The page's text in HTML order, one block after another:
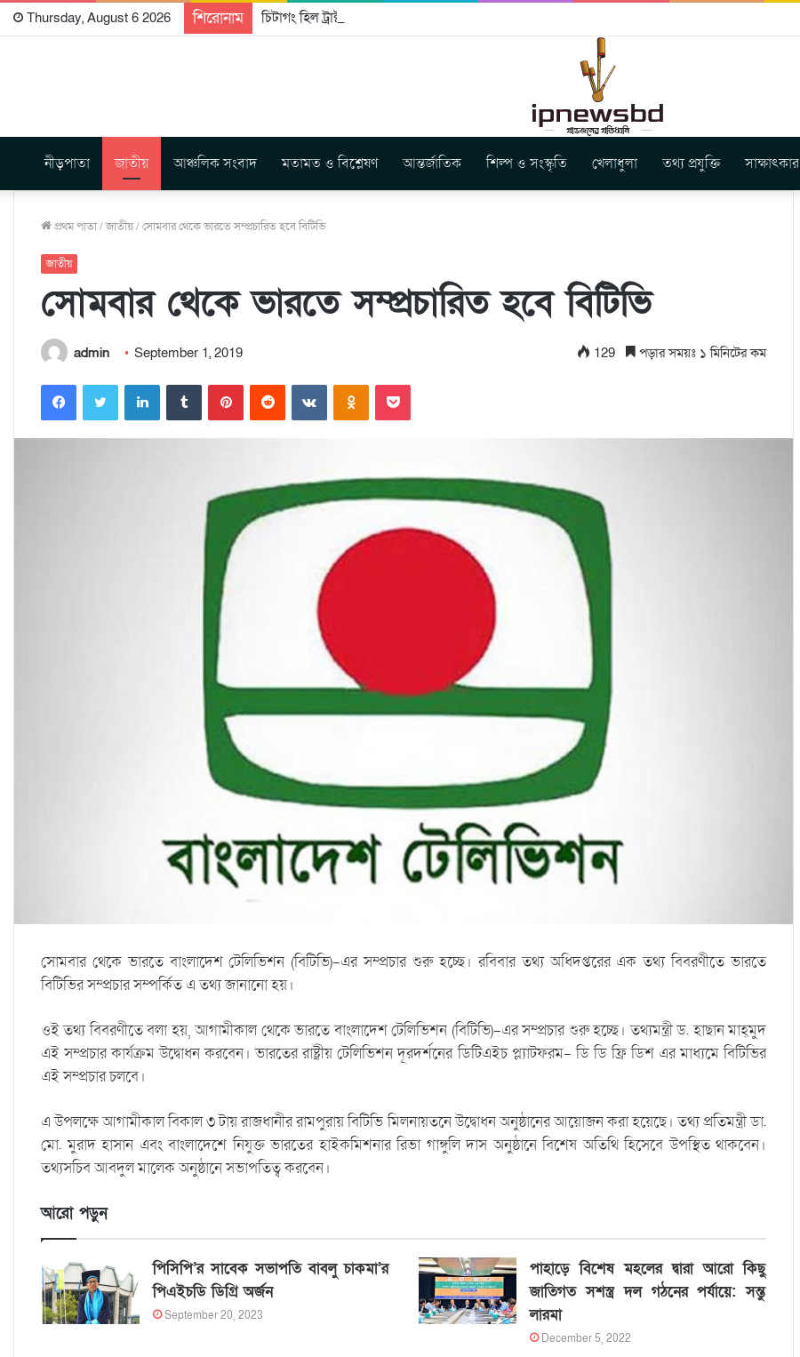
Thursday, August 6 2026 শিরোনাম চিটাগং হিল ট্রাক্টস রাইটার্স ইউনিয়ন এর কেন্দ্রীয় নেতৃত্বে মংক্য শোয়ে নু নেভী এবং মুকুল কান্তি ত্রিপুরা
নীড়পাতা জাতীয় আঞ্চলিক সংবাদ মতামত ও বিশ্লেষণ আন্তর্জাতিক শিল্প ও সংস্কৃতি খেলাধুলা তথ্য প্রযুক্তি সাক্ষাৎকার
প্রথম পাতা/জাতীয়/সোমবার থেকে ভারতে সম্প্রচারিত হবে বিটিভি
জাতীয়
সোমবার থেকে ভারতে সম্প্রচারিত হবে বিটিভি
admin September 1, 2019 129 পড়ার সময়ঃ ১ মিনিটের কম
সোমবার থেকে ভারতে বাংলাদেশ টেলিভিশন (বিটিভি)-এর সম্প্রচার শুরু হচ্ছে। রবিবার তথ্য অধিদপ্তরের এক তথ্য বিবরণীতে ভারতে
বিটিভির সম্প্রচার সম্পর্কিত এ তথ্য জানানো হয়।
ওই তথ্য বিবরণীতে বলা হয়, আগামীকাল থেকে ভারতে বাংলাদেশ টেলিভিশন (বিটিভি)-এর সম্প্রচার শুরু হচ্ছে। তথ্যমন্ত্রী ড. হাছান মাহ্‌মুদ
এই সম্প্রচার কার্যক্রম উদ্বোধন করবেন। ভারতের রাষ্ট্রীয় টেলিভিশন দূরদর্শনের ডিটিএইচ প্ল্যাটফরম- ডি ডি ফ্রি ডিশ এর মাধ্যমে বিটিভির
এই সম্প্রচার চলবে।
এ উপলক্ষে আগামীকাল বিকাল ৩ টায় রাজধানীর রামপুরায় বিটিভি মিলনায়তনে উদ্বোধন অনুষ্ঠানের আয়োজন করা হয়েছে। তথ্য প্রতিমন্ত্রী ডা.
মো. মুরাদ হাসান এবং বাংলাদেশে নিযুক্ত ভারতের হাইকমিশনার রিভা গাঙ্গুলি দাস অনুষ্ঠানে বিশেষ অতিথি হিসেবে উপস্থিত থাকবেন।
তথ্যসচিব আবদুল মালেক অনুষ্ঠানে সভাপতিত্ব করবেন।
আরো পড়ুন
পিসিপি’র সাবেক সভাপতি বাবলু চাকমা’র
পিএইচডি ডিগ্রি অর্জন
September 20, 2023
পাহাড়ে বিশেষ মহলের দ্বারা আরো কিছু
জাতিগত সশস্ত্র দল গঠনের পর্যায়ে: সন্তু
লারমা
December 5, 2022